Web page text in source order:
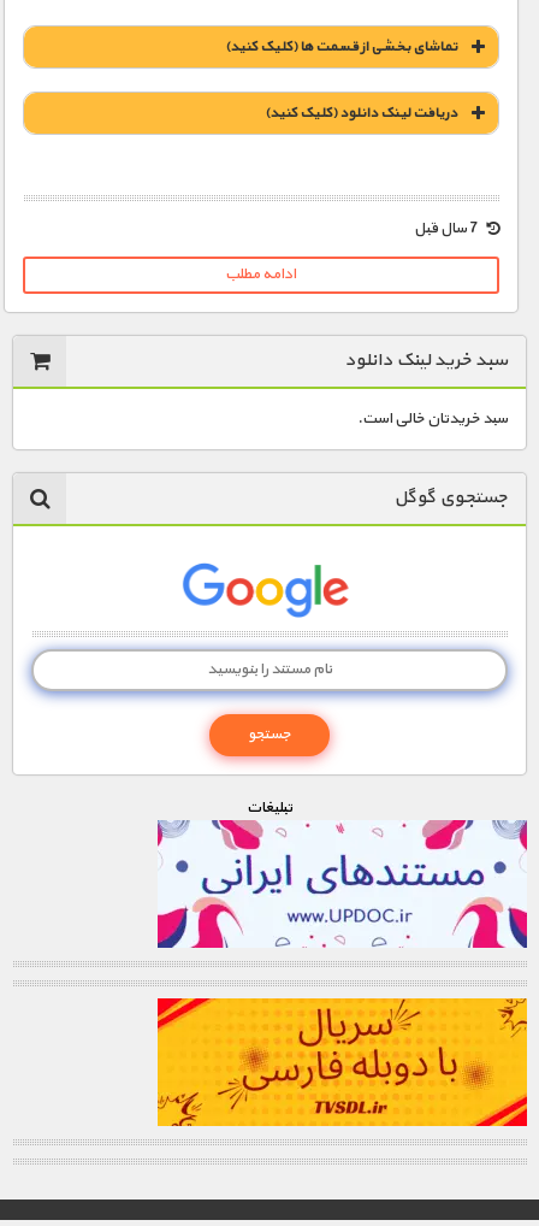
تماشای بخشی از قسمت ها (کلیک کنید)
دریافت لينک دانلود (کليک کنيد)
1900 تومان – دانلود قسمت 1 (افزودن به سبد خريد)
1900 تومان – دانلود قسمت 3 (افزودن به سبد خريد)
1900 تومان – دانلود قسمت 4 (افزودن به سبد خريد)
ادامه مطلب
سبد خرید لینک دانلود
سبد خریدتان خالی است.
جستجوی گوگل
تبليغات